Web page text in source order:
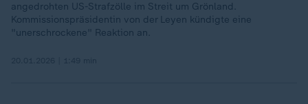
angedrohten US-Strafzölle im Streit um Grönland.
Kommissionspräsidentin von der Leyen kündigte eine
"unerschrockene" Reaktion an.